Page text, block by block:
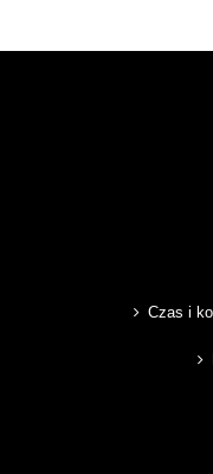
Czas i